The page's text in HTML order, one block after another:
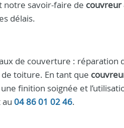
notre savoir-faire de couvreur
délais.
de couverture : réparation
toiture. En tant que
finition soignée et
04 86 01 02 46.